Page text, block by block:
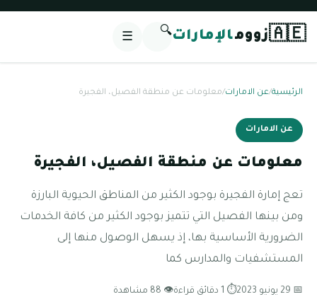
🇦🇪زوومالإمارات🔍
☰
الرئيسية/عن الامارات/معلومات عن منطقة الفصيل، الفجيرة
عن الامارات
معلومات عن منطقة الفصيل، الفجيرة
تعج إمارة الفجيرة بوجود الكثير من المناطق الحيوية البارزة
ومن بينها الفصيل التي تتميز بوجود الكثير من كافة الخدمات
الضرورية الأساسية بها، إذ يسهل الوصول منها إلى
المستشفيات والمدارس كما
📅 29 يونيو 2023 ⏱ 1 دقائق قراءة 👁 88 مشاهدة